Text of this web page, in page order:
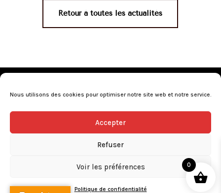
Nous utilisons des cookies pour optimiser notre site web et notre service.
Accepter
Refuser
Voir les préférences
Politique de confidentialité
Retour à toutes les actualités
Conditions générales de vente•Nos revendeurs•
L’abus d’alcool est dangereux pour la santé, consommez avec
0